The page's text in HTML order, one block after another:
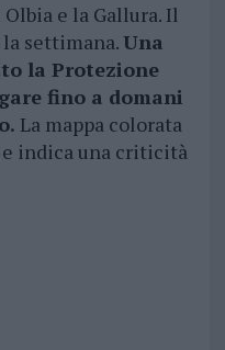
e la Gallura. Il
settimana.Una
la Protezione
fino a domani
La mappa colorata
indica una criticità